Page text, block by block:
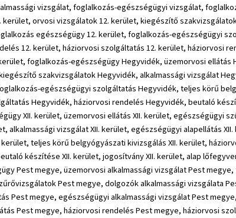
vizsgálat, foglalkozás-egészségügyi vizsgálat,
orvosi vizsgálatok 12. kerület, kiegészítő
egészségügy 12. kerület, foglalkozás-egészségügyi
12. kerület, háziorvosi szolgáltatás 12. kerület, háziorvosi
foglalkozás-egészségügy Hegyvidék, üzemorvosi
szakvizsgálatok Hegyvidék, alkalmassági vizsgálat
egészségügyi szolgáltatás Hegyvidék, teljes körű
Hegyvidék, háziorvosi rendelés Hegyvidék, beutaló
XII. kerület, üzemorvosi ellátás XII. kerület, egészségügyi
vizsgálat XII. kerület, egészségügyi alapellátás
teljes körű belgyógyászati kivizsgálás XII. kerület,
készítése XII. kerület, jogosítvány XII. kerület, alap
Pest megye, üzemorvosi alkalmassági vizsgálat Pest
Pest megye, dolgozók alkalmassági vizsgálata
Pest megye, egészségügyi alkalmassági vizsgálat Pest
Pest megye, háziorvosi rendelés Pest megye, háziorvosi